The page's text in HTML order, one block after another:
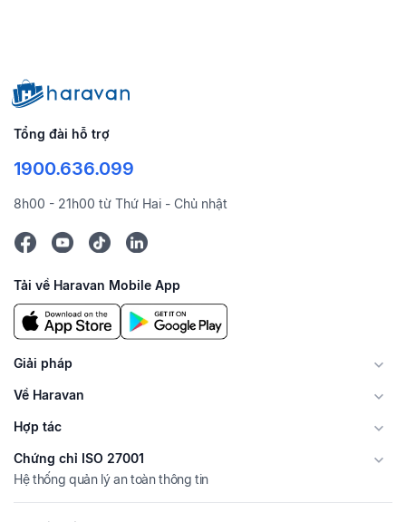
Tổng đài hỗ trợ
1900.636.099
8h00 - 21h00 từ Thứ Hai - Chủ nhật
Tải về Haravan Mobile App
Giải pháp
Về Haravan
Hợp tác
Chứng chỉ ISO 27001
Hệ thống quản lý an toàn thông tin